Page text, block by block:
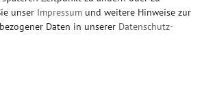
unser Impressum und weitere Hinweise zur
Daten in unserer Daten­schutz­